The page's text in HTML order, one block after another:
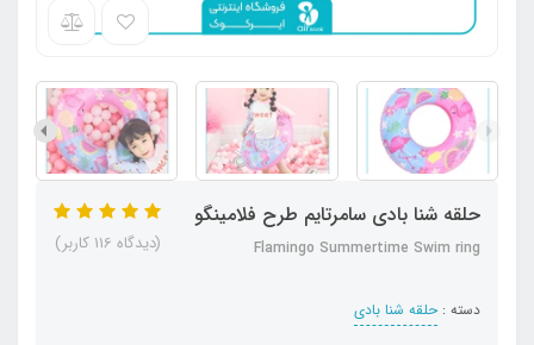
حلقه شنا بادی سامرتایم طرح فلامینگو
Flamingo Summertime Swim ring
دسته : حلقه شنا بادی
(دیدگاه 116 کاربر)